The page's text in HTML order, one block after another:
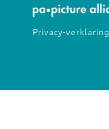
Privacy-verklaring